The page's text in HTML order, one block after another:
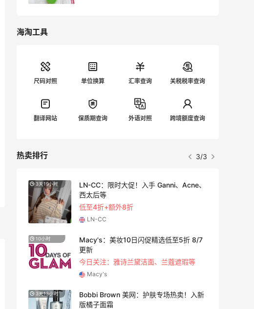
海淘工具
尺码对照 单位换算 汇率查询 关税税率查询
翻译网站 保质期查询 外语对照 跨境额度查询
热卖排行 3/3
3天19小时
LN-CC：限时大促！入手 Ganni、Acne、
西太后等
低至4折+额外8折
LN-CC
10小时
Macy's：美妆10日闪促精选低至5折 8/7
更新
今日关注：雅诗兰黛洁面、兰蔻遮瑕等
Macy's
3天13小时
Bobbi Brown 美网：护肤专场热卖！入新
版橘子面霜